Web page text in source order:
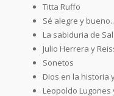
Titta Ruffo
Sé alegre y
La sabiduria de
Julio Herrera y
Sonetos
Dios en la historia
Leopoldo Lugones